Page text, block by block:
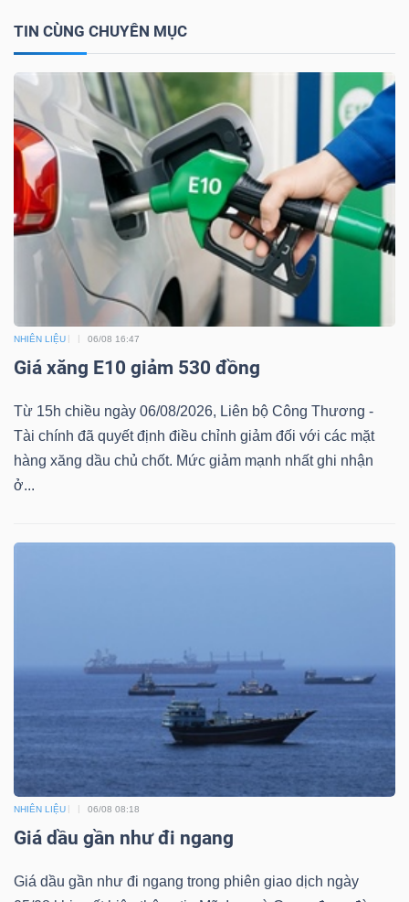
TIN CÙNG CHUYÊN MỤC
NHIÊN LIỆU 06/08 16:47
Giá xăng E10 giảm 530 đồng
Từ 15h chiều ngày 06/08/2026, Liên bộ Công Thương -
Tài chính đã quyết định điều chỉnh giảm đối với các mặt
hàng xăng dầu chủ chốt. Mức giảm mạnh nhất ghi nhận
ở...
NHIÊN LIỆU 06/08 08:18
Giá dầu gần như đi ngang
Giá dầu gần như đi ngang trong phiên giao dịch ngày
DỮ
LIỆU
Ngành
(-)
VS-
SECTOR
NĂNG
CÔNG
TIÊU
DÙNG
THIẾT